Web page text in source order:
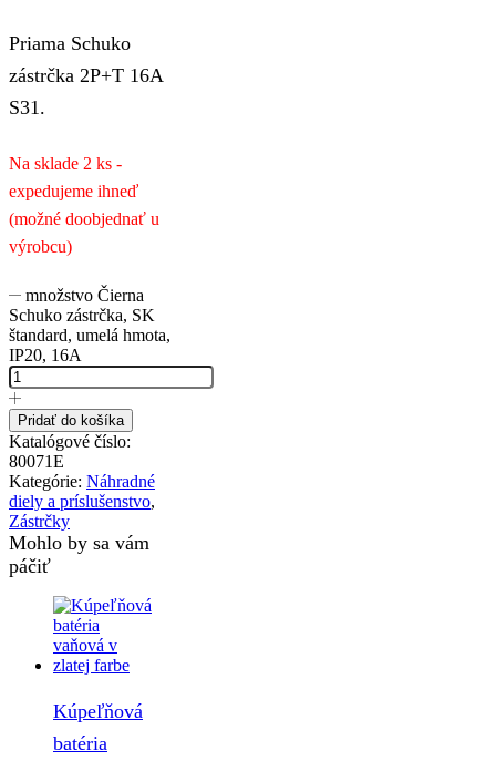
Priama Schuko
zástrčka 2P+T 16A
S31.
Na sklade 2 ks -
expedujeme ihneď
(možné doobjednať u
výrobcu)
množstvo Čierna
Schuko zástrčka, SK
štandard, umelá hmota,
IP20, 16A
Pridať do košíka
Katalógové číslo:
80071E
Kategórie: Náhradné
diely a príslušenstvo,
Zástrčky
Mohlo by sa vám
páčiť
Kúpeľňová
batéria